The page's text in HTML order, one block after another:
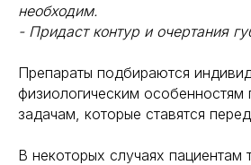
необходим.
- Придаст контур и очертания
Препараты подбираются
физиологическим особенностям
задачам, которые ставятся
В некоторых случаях пациентам